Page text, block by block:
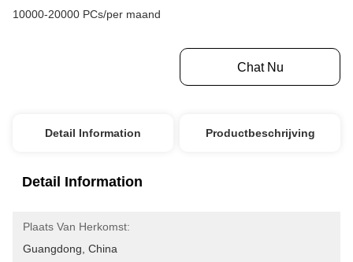
10000-20000 PCs/per maand
Chat Nu
Detail Information Productbeschrijving
Detail Information
Plaats Van Herkomst:
Guangdong, China